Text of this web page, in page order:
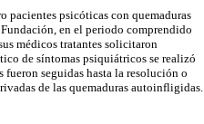
pacientes psicóticas con quemaduras
en el periodo comprendido
médicos tratantes solicitaron
de síntomas psiquiátricos se realizó
seguidas hasta la resolución o
de las quemaduras autoinfligidas.